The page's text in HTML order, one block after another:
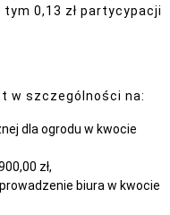
0,13 zł partycypacji
w szczególności na:
dla ogrodu w kwocie
zł,
biura w kwocie